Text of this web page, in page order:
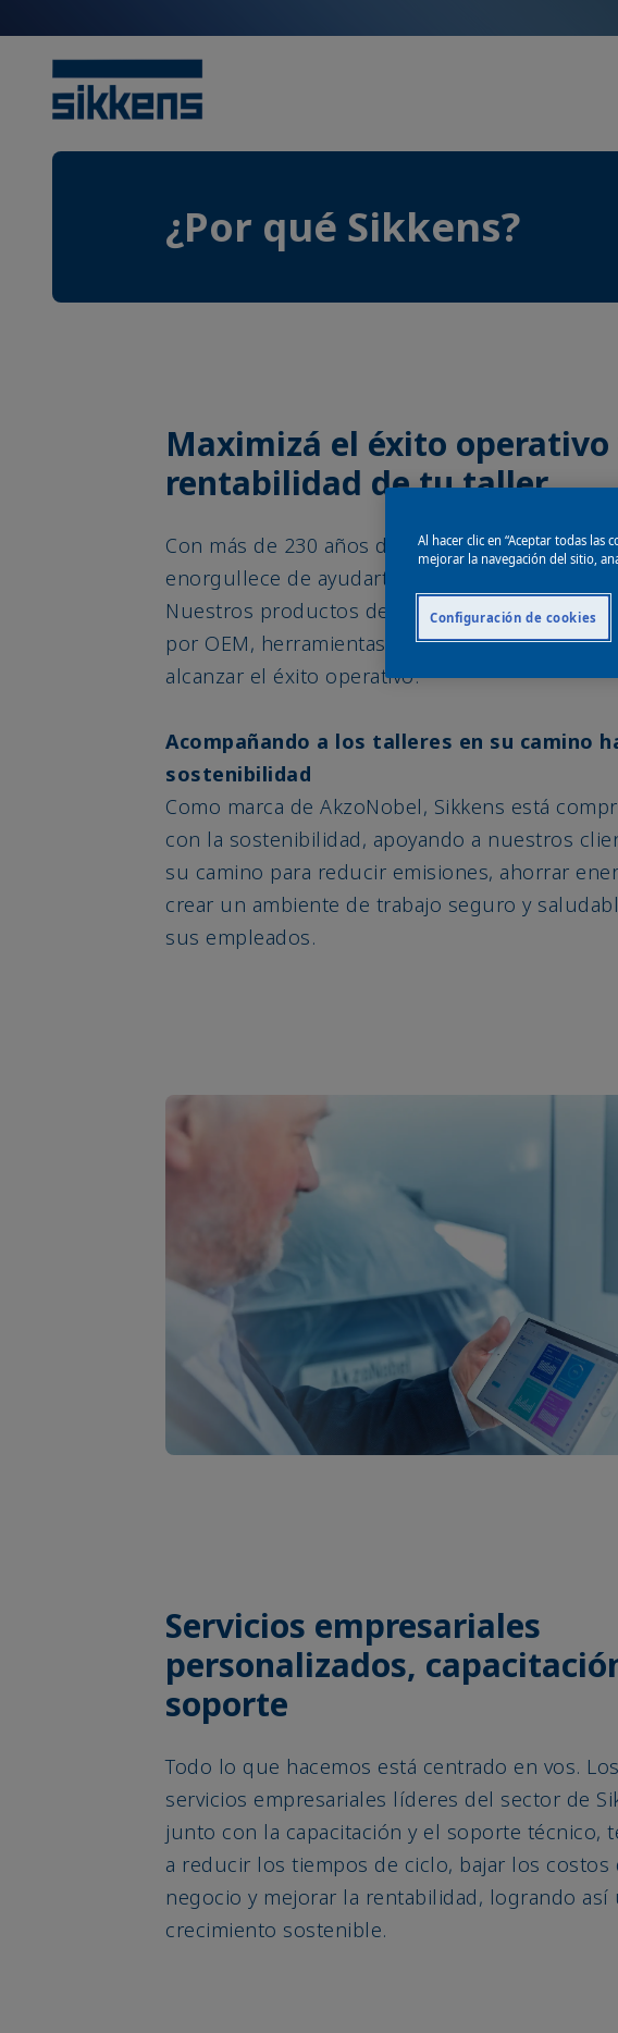
¿Por qué Sikkens?
Maximizá el éxito operativo
rentabilidad de tu taller
Con más de 230 años de experiencia, Sikkens
enorgullece de ayudarte a hacer crecer tu
Nuestros productos de repintura premium
por OEM, herramientas digitales y servicios te
alcanzar el éxito operativo.
Acompañando a los talleres en su camino
sostenibilidad
Como marca de AkzoNobel, Sikkens está
con la sostenibilidad, apoyando a nuestros
su camino para reducir emisiones, ahorrar
crear un ambiente de trabajo seguro y
sus empleados.
Servicios empresariales
personalizados,
soporte
Todo lo que hacemos está centrado en vos. Los
servicios empresariales líderes del sector de
junto con la capacitación y el soporte técnico,
a reducir los tiempos de ciclo, bajar los costos
negocio y mejorar la rentabilidad, logrando así
crecimiento sostenible.
Al hacer clic en “Aceptar todas las
mejorar la navegación del sitio,
Configuración de cookies